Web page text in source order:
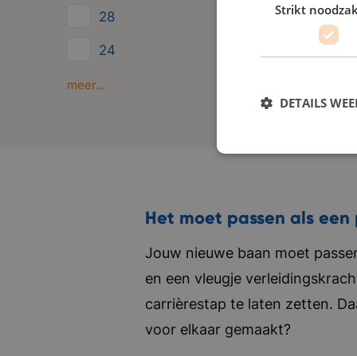
28
24
Minder dan 24
meer...
Het moet passen als een
Jouw nieuwe baan moet
en een vleugje
carrièrestap te laten zetten.
voor elkaar gemaakt?
Strikt
DETAILS